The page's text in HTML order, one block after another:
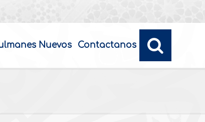
Nuevos Contactanos